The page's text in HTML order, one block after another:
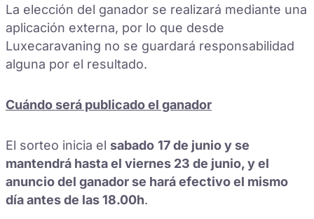
La elección del ganador se realizará mediante una
aplicación externa, por lo que desde
Luxecaravaning no se guardará responsabilidad
alguna por el resultado.
Cuándo será publicado el ganador
El sorteo inicia el sabado 17 de junio y se
mantendrá hasta el viernes 23 de junio, y el
anuncio del ganador se hará efectivo el mismo
día antes de las 18.00h.